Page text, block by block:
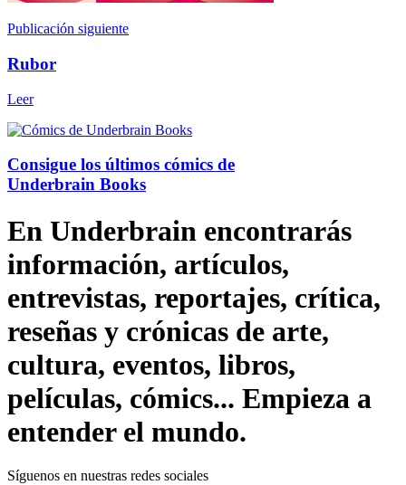
Publicación siguiente
Rubor
Leer
Consigue los últimos cómics de
Underbrain Books
En Underbrain encontrarás
información, artículos,
entrevistas, reportajes, crítica,
reseñas y crónicas de arte,
cultura, eventos, libros,
películas, cómics... Empieza a
entender el mundo.
Síguenos en nuestras redes sociales